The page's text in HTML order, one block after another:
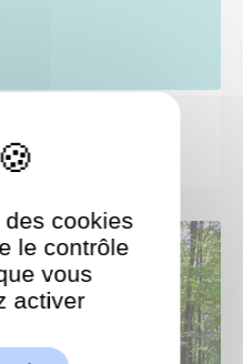
désactivé.
cookies
le contrôle
vous
activer